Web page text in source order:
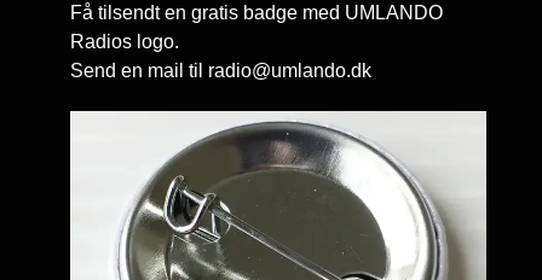
Få tilsendt en gratis badge med UMLANDO
Radios logo.
Send en mail til radio@umlando.dk